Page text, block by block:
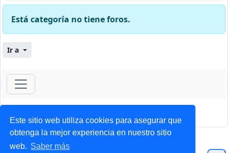
Este sitio web utiliza cookies para asegurar que
obtenga la mejor experiencia en nuestro sitio
web. Saber más
Está categoría no tiene foros.
Ir a
ForoClub 2025
Privacidad| Condiciones